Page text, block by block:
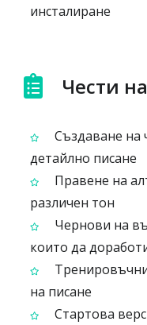
инсталиране
Чести
Създаване на
детайлно писане
Правене на
различен тон
Чернови на
които да
на писане
Стартова